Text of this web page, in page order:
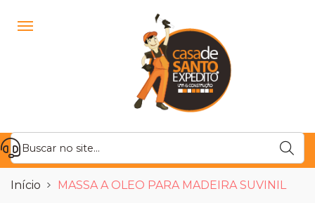
Início MASSA A OLEO PARA MADEIRA SUVINIL